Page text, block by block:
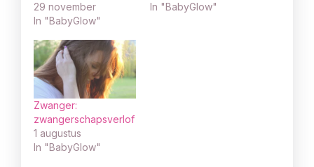
29 november
In "BabyGlow"
In "BabyGlow"
Zwanger:
zwangerschapsverlof
1 augustus
In "BabyGlow"